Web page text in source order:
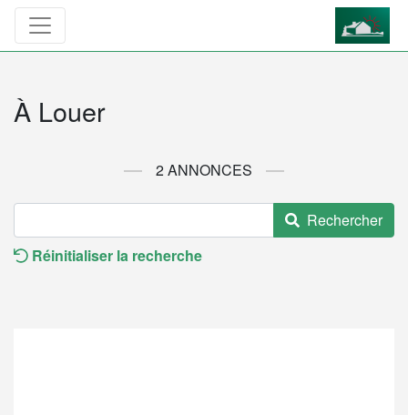
À Louer
2 ANNONCES
Rechercher
Réinitialiser la recherche